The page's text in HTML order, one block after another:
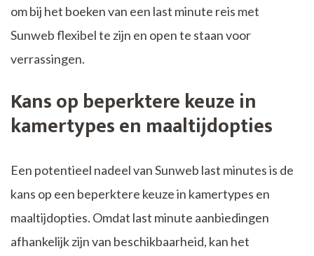
om bij het boeken van een last minute reis met
Sunweb flexibel te zijn en open te staan voor
verrassingen.
Kans op beperktere keuze in
kamertypes en maaltijdopties
Een potentieel nadeel van Sunweb last minutes is de
kans op een beperktere keuze in kamertypes en
maaltijdopties. Omdat last minute aanbiedingen
afhankelijk zijn van beschikbaarheid, kan het